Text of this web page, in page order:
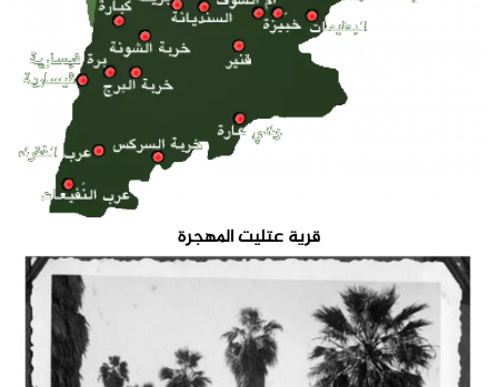
قرية عتليت المهجرة